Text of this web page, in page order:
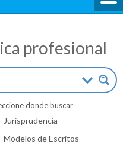
profesional
donde buscar
Jurisprudencia
Modelos de Escritos